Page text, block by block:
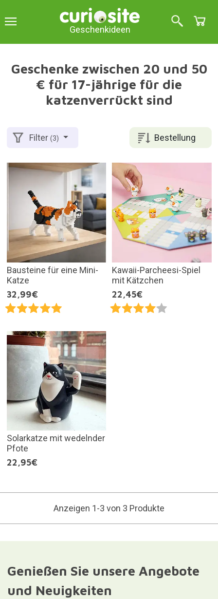
Geschenkideen
Geschenke zwischen 20 und 50
€ für 17-jährige für die
katzenverrückt sind
Bestellung
Filter(3)
Bausteine für eine Mini-
Katze
32,99€
Kawaii-Parcheesi-Spiel
mit Kätzchen
22,45€
Solarkatze mit wedelnder
Pfote
22,95€
Anzeigen 1-3 von 3 Produkte
Genießen Sie unsere Angebote
und Neuigkeiten